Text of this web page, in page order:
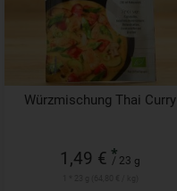
Würzmischung Thai Curry
1,49 € *
/ 23 g